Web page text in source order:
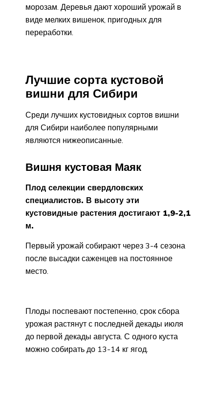
морозам. Деревья дают хороший урожай в
виде мелких вишенок, пригодных для
переработки.
Лучшие сорта кустовой
вишни для Сибири
Среди лучших кустовидных сортов вишни
для Сибири наиболее популярными
являются нижеописанные.
Вишня кустовая Маяк
Плод селекции свердловских
специалистов. В высоту эти
кустовидные растения достигают 1,9-2,1
м.
Первый урожай собирают через 3-4 сезона
после высадки саженцев на постоянное
место.
Плоды поспевают постепенно, срок сбора
урожая растянут с последней декады июля
до первой декады августа. С одного куста
можно собирать до 13-14 кг ягод.